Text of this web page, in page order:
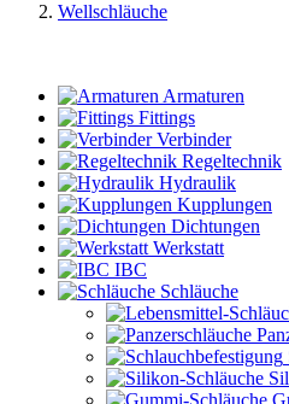
Wellschläuche
Armaturen
Fittings
Verbinder
Regeltechnik
Hydraulik
Kupplungen
Dichtungen
Werkstatt
IBC
Schläuche